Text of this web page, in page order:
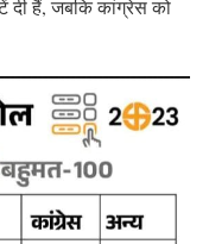
दी हैं, जबकि कांग्रेस को